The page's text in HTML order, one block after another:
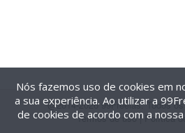
@2014-2026 99Freelas. Todos
Termos de uso| Política
Nós fazemos uso de cookies em
a sua experiência. Ao utilizar a
de cookies de acordo com a nossa